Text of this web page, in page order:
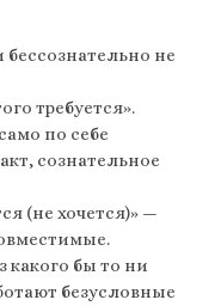
не
требуется».
по себе
сознательное
(не хочется)» —
какого бы то ни
безусловные